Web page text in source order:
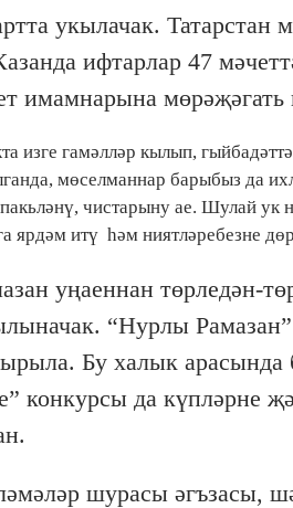
укылачак.
ифтарлар 47
имамнарына мөрәҗәгать
изге гамәлләр кылып,
мөселманнар барыбыз да
чистарыну ае. Шулай ук
ярдәм итү һәм ниятләребезне
уңаеннан төрледән-
“Нурлы
Бу халык арасында
конкурсы да күпләрне
шурасы әгъзасы,